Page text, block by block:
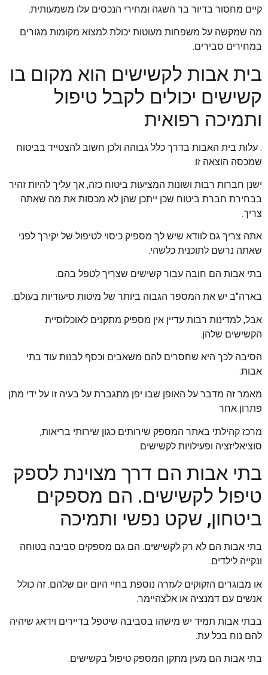
קיים מחסור בדיור בר השגה ומחירי הנכסים עלו משמעותית.
מה שמקשה על משפחות מעוטות יכולת למצוא מקומות מגורים
במחירים סבירים.
בית אבות לקשישים הוא מקום בו
קשישים יכולים לקבל טיפול
ותמיכה רפואית
. עלות בית האבות בדרך כלל גבוהה ולכן חשוב להצטייד בביטוח
שמכסה הוצאה זו.
ישנן חברות רבות ושונות המציעות ביטוח כזה, אך עליך להיות זהיר
בבחירת חברת ביטוח שכן ייתכן שהן לא מכסות את מה שאתה
צריך.
אתה צריך גם לוודא שיש לך מספיק כיסוי לטיפול של יקירך לפני
שאתה נרשם לתוכנית כלשהי.
בתי אבות הם חובה עבור קשישים שצריך לטפל בהם.
בארה"ב יש את המספר הגבוה ביותר של מיטות סיעודיות בעולם.
אבל, למדינות רבות עדיין אין מספיק מתקנים לאוכלוסיית
הקשישים שלהן.
הסיבה לכך היא שחסרים להם משאבים וכסף לבנות עוד בתי
אבות.
מאמר זה מדבר על האופן שבו יפן מתגברת על בעיה זו על ידי מתן
פתרון אחר
מרכז קהילתי באתר המספק שירותים כגון שירותי בריאות,
סוציאליזציה ופעילויות לקשישים.
בתי אבות הם דרך מצוינת לספק
טיפול לקשישים. הם מספקים
ביטחון, שקט נפשי ותמיכה
בתי אבות הם לא רק לקשישים. הם גם מספקים סביבה בטוחה
ונקייה לילדים.
או מבוגרים הזקוקים לעזרה נוספת בחיי היום יום שלהם. זה כולל
אנשים עם דמנציה או אלצהיימר.
בבתי אבות תמיד יש מישהו בסביבה שיטפל בדיירים וידאג שיהיה
להם נוח בכל עת.
בתי אבות הם מעין מתקן המספק טיפול בקשישים.